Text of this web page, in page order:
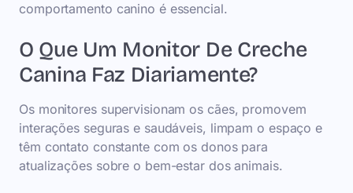
comportamento canino é essencial.
O Que Um Monitor De Creche
Canina Faz Diariamente?
Os monitores supervisionam os cães, promovem
interações seguras e saudáveis, limpam o espaço e
têm contato constante com os donos para
atualizações sobre o bem-estar dos animais.